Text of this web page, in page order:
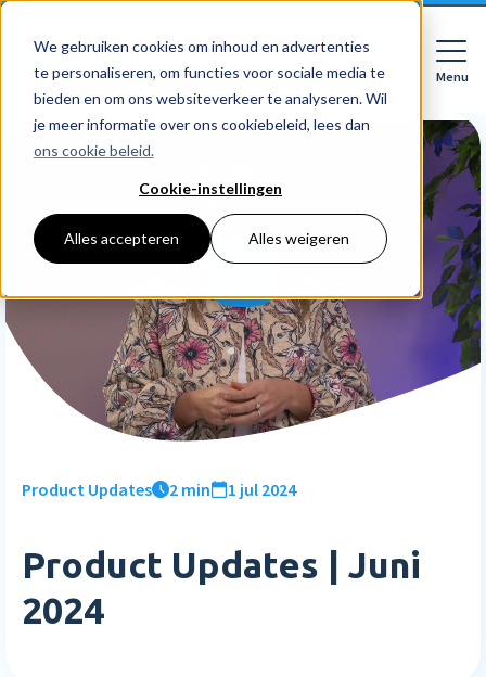
We gebruiken cookies om inhoud en advertenties
te personaliseren, om functies voor sociale media te
bieden en om ons websiteverkeer te analyseren. Wil
je meer informatie over ons cookiebeleid, lees dan
ons cookie beleid.
Cookie-instellingen
Alles accepteren Alles weigeren
Menu
Close
Softwarepakketten
Voor bedrijven
Voor accountants
Employee Self Service
Inloggen
Features
HR dashboards
HR workflows
Meer HR features »
Voor bedrijven
Voor accountants
Starten met Nmbrs
Ontdek
Resources
Blog
Bibliotheek
Klantverhalen
CareersLogin
Nederlands
Product Updates 2 min 1 jul 2024
Product Updates | Juni
2024